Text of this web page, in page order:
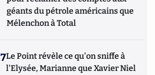
géants du pétrole américains que
Mélenchon à Total
7Le Point révèle ce qu'on sniffe à
l'Elysée, Marianne que Xavier Niel